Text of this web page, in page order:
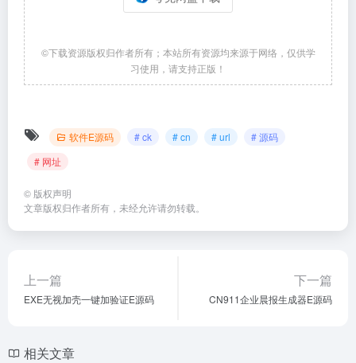
©下载资源版权归作者所有；本站所有资源均来源于网络，仅供学
习使用，请支持正版！
软件E源码 # ck # cn # url
# 源码
# 网址
© 版权声明
文章版权归作者所有，未经允许请勿转载。
上一篇
EXE无视加壳一键加验证E源码
下一篇
CN911企业晨报生成器E源码
相关文章